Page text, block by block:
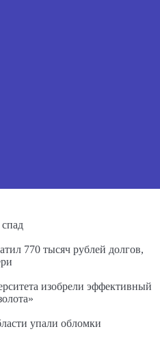
770 тысяч рублей долгов,
изобрели эффективный
упали обломки